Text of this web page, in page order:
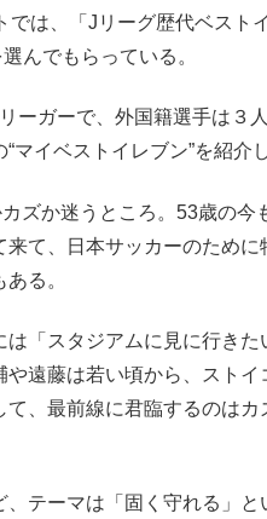
では、「Jリーグ歴代ベスト
んでもらっている。
ーガーで、外国籍選手は３
マイベストイレブン”を紹介
ズか迷うところ。53歳の
て、日本サッカーのため
る。
「スタジアムに見に行き
遠藤は若い頃から、スト
、最前線に君臨するのは
テーマは「固く守れる」